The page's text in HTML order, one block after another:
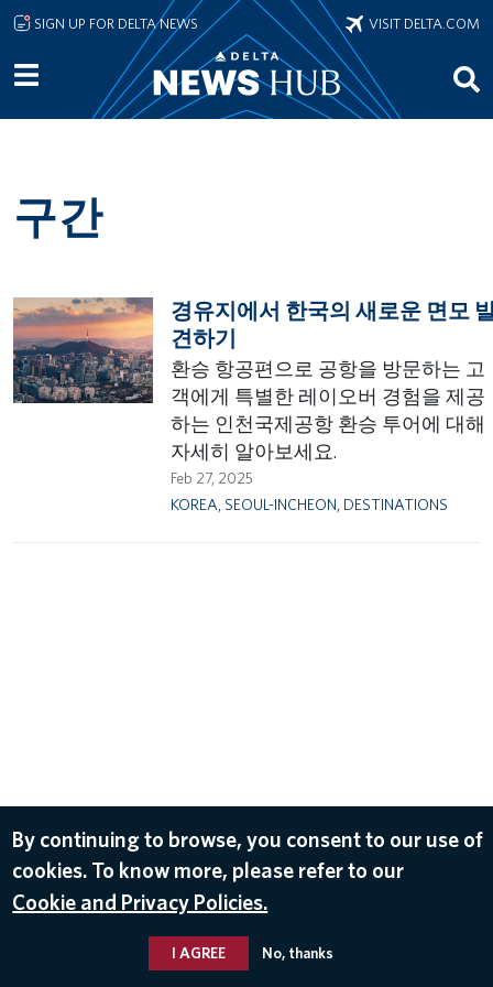
Skip to main content
SIGN UP FOR DELTA NEWS VISIT DELTA.COM
구간
경유지에서 한국의 새로운 면모
견하기
환승 항공편으로 공항을 방문하는 고
객에게 특별한 레이오버 경험을 제공
하는 인천국제공항 환승 투어에 대해
자세히 알아보세요.
Feb 27, 2025
KOREA SEOUL-INCHEON DESTINATIONS
By continuing to browse, you consent to our use of
cookies. To know more, please refer to our
Cookie and Privacy Policies.
I AGREE No, thanks